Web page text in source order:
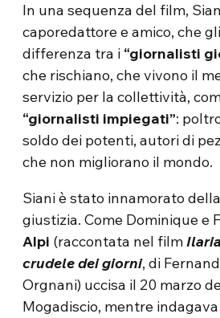
In una sequenza del film,
caporedattore e amico, che
differenza tra i “giornalisti
che rischiano, che vivono il
servizio per la collettività,
“giornalisti impiegati”:
soldo dei potenti, autori di
che non migliorano il mondo.
Siani è stato innamorato
giustizia. Come Dominique e
Alpi (raccontata nel film
crudele dei giorni, di
Orgnani) uccisa il 20 marzo
Mogadiscio, mentre